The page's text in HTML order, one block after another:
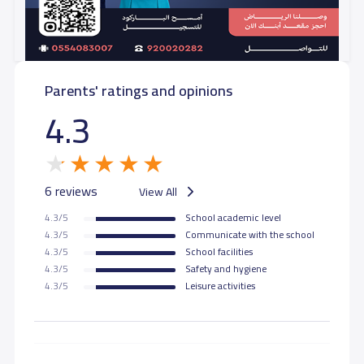
Parents' ratings and opinions
4.3
6 reviews View All
4.3/5
School academic level
4.3/5
Communicate with the school
4.3/5
School facilities
4.3/5
Safety and hygiene
4.3/5
Leisure activities